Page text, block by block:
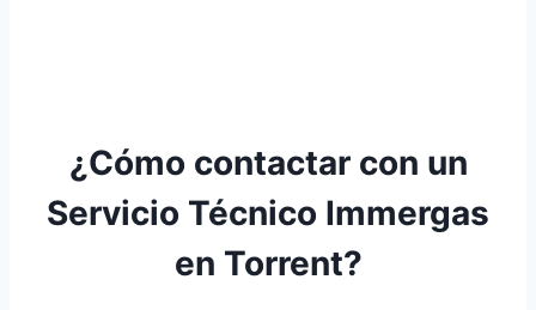
¿Cómo contactar con un
Servicio Técnico Immergas
en Torrent?